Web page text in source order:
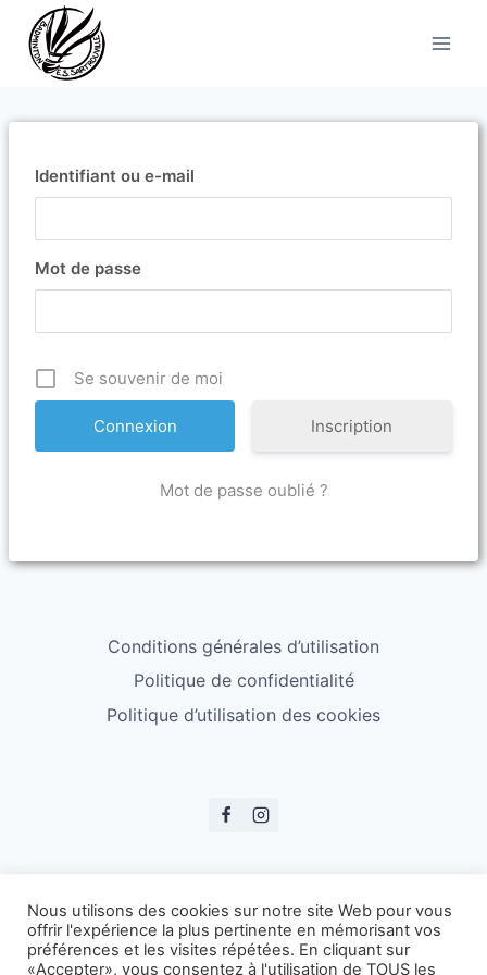
contenu
Identifiant ou e-mail
Mot de passe
Se souvenir de moi
Inscription
Mot de passe oublié ?
Conditions générales d’utilisation
Politique de confidentialité
Politique d’utilisation des cookies
Nous utilisons des cookies sur notre site Web pour vous
offrir l'expérience la plus pertinente en mémorisant vos
préférences et les visites répétées. En cliquant sur
«Accepter», vous consentez à l'utilisation de TOUS les